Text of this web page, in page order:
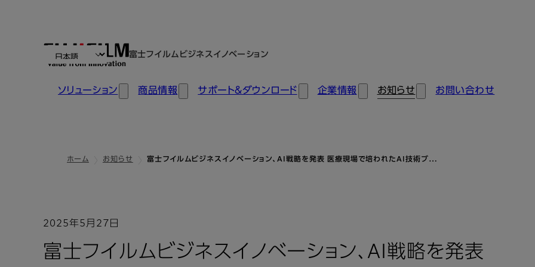
富士フイルムビジネスイノベーション
ソリューション 商品情報 サポート＆ダウンロード 企業情報 お知らせ お問い合わせ
ホーム お知らせ 富士フイルムビジネスイノベーション、AI戦略を発表 医療現場で培われたAI技術ブ…
2025年5月27日
富士フイルムビジネスイノベーション、AI戦略を発表